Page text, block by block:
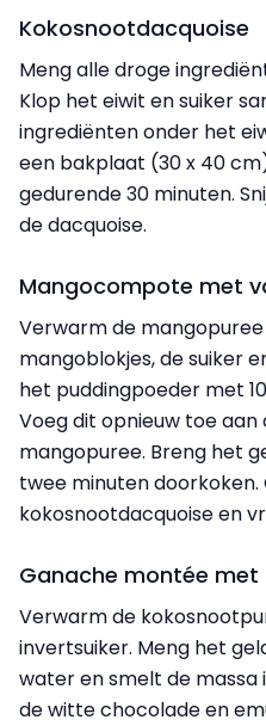
Kokosnootdacquoise
Meng alle droge
Klop het eiwit en suiker
ingrediënten onder het
een bakplaat (30 x 40
gedurende 30 minuten.
de dacquoise.
Mangocompote met
Verwarm de
mangoblokjes, de suiker
het puddingpoeder met
Voeg dit opnieuw toe
mangopuree. Breng het
twee minuten
kokosnootdacquoise en
Ganache montée
Verwarm de
invertsuiker. Meng het
water en smelt de massa
de witte chocolade en